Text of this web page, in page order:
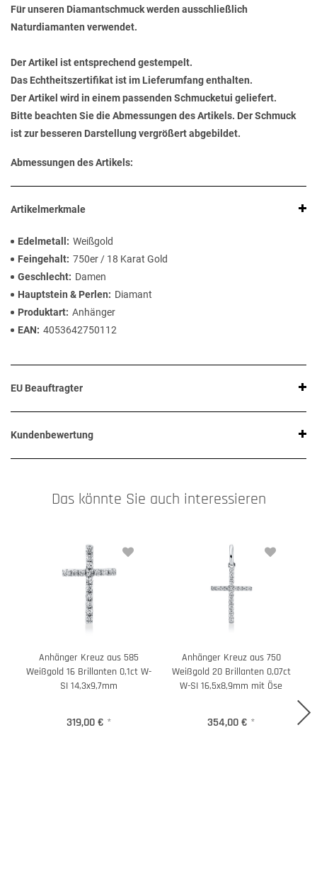
Für unseren Diamantschmuck werden ausschließlich
Naturdiamanten verwendet.
Der Artikel ist entsprechend gestempelt.
Das Echtheitszertifikat ist im Lieferumfang enthalten.
Der Artikel wird in einem passenden Schmucketui geliefert.
Bitte beachten Sie die Abmessungen des Artikels. Der Schmuck
ist zur besseren Darstellung vergrößert abgebildet.
Abmessungen des Artikels:
Artikelmerkmale
Edelmetall
Weißgold
Feingehalt 750er / 18 Karat Gold
Geschlecht
Damen
Hauptstein & Perlen
Diamant
Produktart Anhänger
EAN
4053642750112
EU Beauftragter
Kundenbewertung
Das könnte Sie auch interessieren
Anhänger Kreuz aus 585
Weißgold 16 Brillanten 0,1ct W-
SI 14,3x9,7mm
319,00 € *
Anhänger Kreuz aus 750
Weißgold 20 Brillanten 0,07ct
W-SI 16,5x8,9mm mit Öse
354,00 € *